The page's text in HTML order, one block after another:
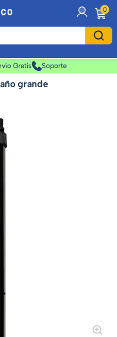
0
Gratis Soporte
grande